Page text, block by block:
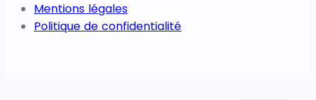
Mentions légales
Politique de confidentialité